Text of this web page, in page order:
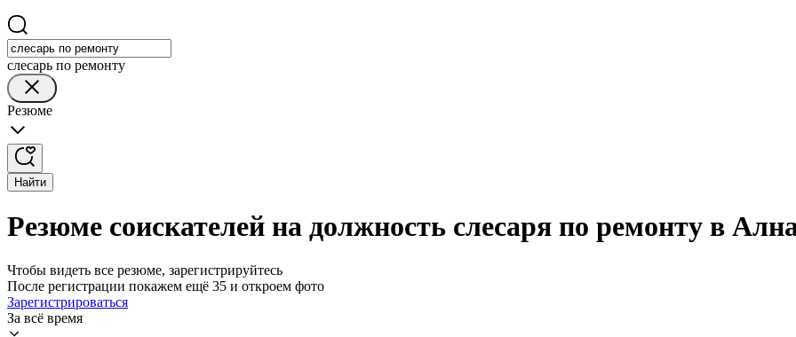
слесарь по ремонту
Резюме
Найти
Резюме соискателей на должность слесаря по ремонту в
Чтобы видеть все резюме, зарегистрируйтесь
После регистрации покажем ещё 35 и откроем фото
Зарегистрироваться
За всё время